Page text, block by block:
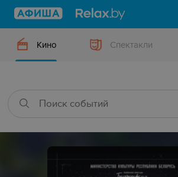
Кино Спектакли